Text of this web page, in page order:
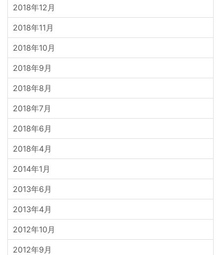
2018年12月
2018年11月
2018年10月
2018年9月
2018年8月
2018年7月
2018年6月
2018年4月
2014年1月
2013年6月
2013年4月
2012年10月
2012年9月